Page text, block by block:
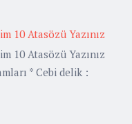
10 Atasözü Yazınız
10 Atasözü Yazınız
* Cebi delik :